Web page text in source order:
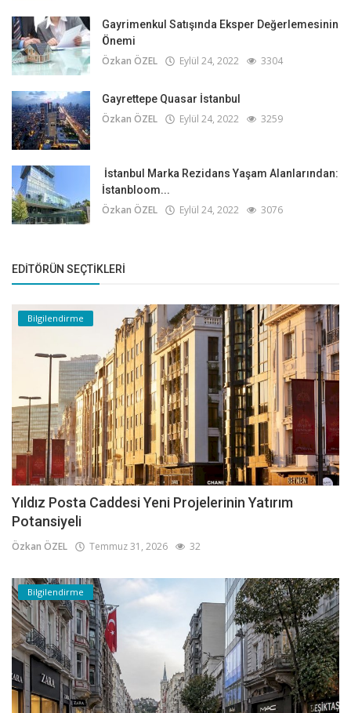
Gayrimenkul Satışında Eksper Değerlemesinin
Önemi
Özkan ÖZEL Eylül 24, 2022 3304
Gayrettepe Quasar İstanbul
Özkan ÖZEL Eylül 24, 2022 3259
İstanbul Marka Rezidans Yaşam Alanlarından:
İstanbloom...
Özkan ÖZEL Eylül 24, 2022 3076
EDITÖRÜN SEÇTIKLERI
Bilgilendirme
Yıldız Posta Caddesi Yeni Projelerinin Yatırım
Potansiyeli
Özkan ÖZEL Temmuz 31, 2026 32
Bilgilendirme